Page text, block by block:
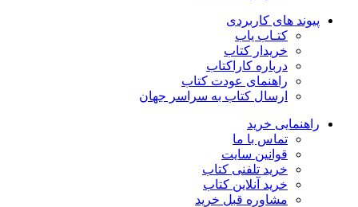
پیوند های کاربردی
کتـاب یاب
خریدار کتاب
درباره کاراکتاب
راهنمای عودت کتاب
ارسال کتاب به سراسر جهان
راهنمایی خرید
تماس با ما
قوانین سایت
خرید تلفنی کتاب
خرید آنلاین کتاب
مشاوره قبل خرید